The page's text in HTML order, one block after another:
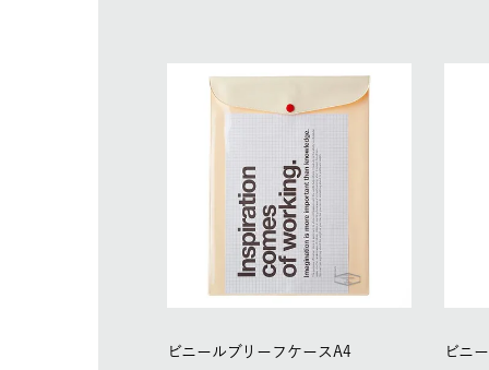
ビニールブリーフケースA4 ビニ